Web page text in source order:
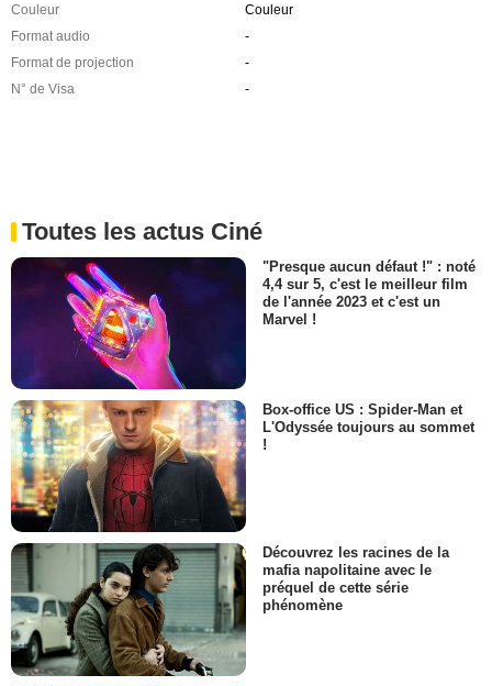
Couleur
Couleur
Format audio
-
Format de projection
-
N° de Visa
-
Toutes les actus Ciné
"Presque aucun défaut !" : noté
4,4 sur 5, c'est le meilleur film
de l'année 2023 et c'est un
Marvel !
Box-office US : Spider-Man et
L'Odyssée toujours au sommet
!
Découvrez les racines de la
mafia napolitaine avec le
préquel de cette série
phénomène